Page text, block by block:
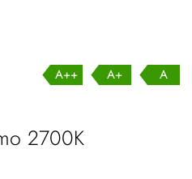
A++ A+ A
2700K